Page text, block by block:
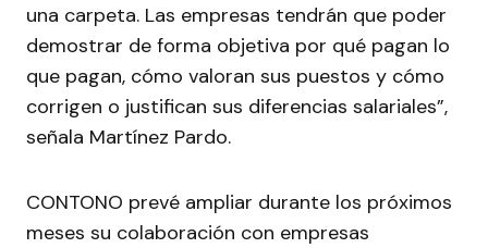
una carpeta. Las empresas tendrán que poder
demostrar de forma objetiva por qué pagan lo
que pagan, cómo valoran sus puestos y cómo
corrigen o justifican sus diferencias salariales”,
señala Martínez Pardo.
CONTONO prevé ampliar durante los próximos
meses su colaboración con empresas